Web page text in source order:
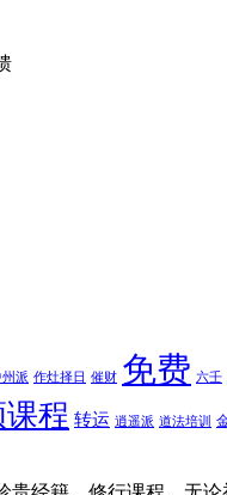
州派 作灶择日 催财 免费 六壬
程 转运 逍遥派 道法培训